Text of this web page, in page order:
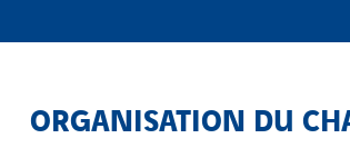
ORGANISATION DU